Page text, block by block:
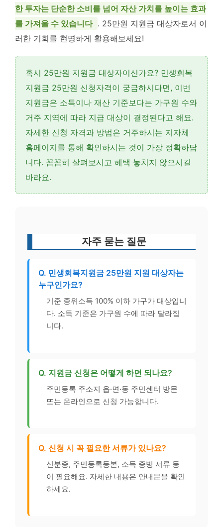
한 투자는 단순한 소비를 넘어 자산 가치를 높이는 효과
를 가져올 수 있습니다 . 25만원 지원금 대상자로서 이
러한 기회를 현명하게 활용해보세요!
혹시 25만원 지원금 대상자이신가요? 민생회복
지원금 25만원 신청자격이 궁금하시다면, 이번
지원금은 소득이나 재산 기준보다는 가구원 수와
거주 지역에 따라 지급 대상이 결정된다고 해요.
자세한 신청 자격과 방법은 거주하시는 지자체
홈페이지를 통해 확인하시는 것이 가장 정확하답
니다. 꼼꼼히 살펴보시고 혜택 놓치지 않으시길
바라요.
자주 묻는 질문
Q. 민생회복지원금 25만원 지원 대상자는
누구인가요?
기준 중위소득 100% 이하 가구가 대상입니
다. 소득 기준은 가구원 수에 따라 달라집
니다.
Q. 지원금 신청은 어떻게 하면 되나요?
주민등록 주소지 읍·면·동 주민센터 방문
또는 온라인으로 신청 가능합니다.
Q. 신청 시 꼭 필요한 서류가 있나요?
신분증, 주민등록등본, 소득 증빙 서류 등
이 필요해요. 자세한 내용은 안내문을 확인
하세요.